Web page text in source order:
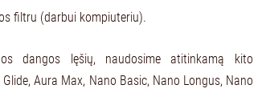
filtru (darbui kompiuteriu).
dangos lęšių, naudosime atitinkamą kito
Aura Max, Nano Basic, Nano Longus, Nano